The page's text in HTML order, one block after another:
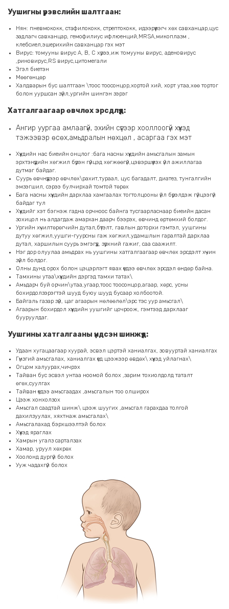
Уушигны үрэвслийн шалтгаан:
Нян: пневмококк, стафилококк, стрептококк, идээрүүлэгч хөх савханцар,цус
задлагч савханцар, гемофилиус ифлюенций,MRSA,микоплазм ,
клебсиел,эшерихийн савханцар гэх мэт
Вирус: томууны вирус А, В, С хүрээ,иж томууны вирус, аденовирус
,риновирус,RS вирус,цитомегали
Эгэл биетэн
Мөөгөнцөр
Халдварын бус шалтгаан \тоос тоосонцор,хортой хий, хорт утаа,хөө тортог
болон ууршсан зүйл,ургийн шингэн зэрэг
Хатгалгаагаар өвчлөх эрсдлүүд:
Ангир уургаа амлаагүй, эхийн сүүгээр хооллоогүй хүүхэд
тэжээвэр өсөх,амьдралын нөхцөл , асаргаа гэх мэт
Хүүхдийн нас биеийн онцлог :бага насны хүүхдийн амьсгалын замын
эрхтэнүүдийн хөгжил бүрэн гүйцэд хөгжөөгүй,цэвэршүүлэх үйл ажиллагаа
дутмаг байдаг.
Суурь өвчнүүдээр өвчлөх\рахит,тураал, цус багадалт, диатез, тунгалгийн
эмзэгшил, сэрээ булчирхай томтой төрөх
Бага насны хүүхдийн дархлаа хамгаалах тогтолцооны үйл бүрэлдэж гүйцээгүй
байдаг тул
Хүүхдийг хэт бэгнэж гадна орчноос байнга тусгаарласнаар биеийн дасан
зохицол нь алдагдаж амархан даарч бээрэх, өвчинд өртөмхий болдог.
Ургийн хүчилтөрөгчийн дутал,бүтэлт, гавлын доторхи гэмтэл, уушгины
дутуу хөгжил,уушги-гуурсны гаж хөгжил,удамшлын гаралтай дархлаа
дутал, харшилын суурь эмгэгүүд, зүрхний гажиг, саа саажилт.
Нэг дор олуулаа амьдрах нь уушгины хатгалгаагаар өвчлөх эрсдэлт хүчин
зүйл болдог.
Олны дунд орох болон цэцэрлэгт явах үедээ өвчлөх эрсдэл өндөр байна.
Тамхины утаа\хүүхдийн дэргэд тамхи татах\
Амьдарч буй орчин\утаа,угаар,тоос тоосонцор,агаар, хөрс, усны
бохирдолзэрэгтэй шууд буюу шууд бусаар холбоотой.
Байгаль газар зүй, цаг агаарын нөлөөлөл\эрс тэс уур амьсгал\
Агаарын бохирдол хүүхдийн уушгийг цочроож, гэмтээд дархлааг
бууруулдаг.
Уушгины хатгалгааны үндсэн шинжүүд:
Удаан хугацаагаар хуурай, эсвэл цэртэй ханиалгах, зовууртай ханиалгах
Гүнзгий амьсгалах, ханиалгах үед цээжээр өвдөх\ хүүхэд уйлагнах\
Огцом халуурах,чичрэх
Тайван бус эсвэл унтаа ноомой болох ,зарим тохиолдолд таталт
өгөх,суулгах
Тайван үедээ амьсгаадах ,амьсгалын тоо олширох
Цээж хонхолзох
Амьсгал саадтай шинж\ цээж шуугих ,амьсгал гарахдаа толгой
дахилзуулах, хяхтнаж амьсгалах\
Амьсгалахад бэрхшээлтэй болох
Хүүхэд яраглах
Хамрын угалз сарталзах
Хамар, уруул хөхрөх
Хоолонд дургүй болох
Ууж чадахгүй болох